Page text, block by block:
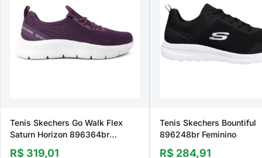
Tenis Skechers Go Walk Flex
Saturn Horizon 896364br
Feminino
R$ 319,01
Tenis Skechers Bountiful
896248br Feminino
R$ 284,91